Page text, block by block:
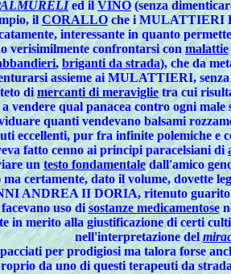
ed ilVINO (senza
il CORALLOche i MULATTIERI
interessante in quanto
verisimilmente confrontarsi conmalattie
,briganti da strada), che da
assieme ai MULATTIERI,
dimercanti di meraviglietra cui
vendere qual panacea contro ogni
quanti vendevano balsami
eccellenti, pur fra infinite polemiche e
fatto cenno ai principi paracelsiani di
untesto fondamentaledall'amico
certamente, dato il volume, dovette
ANDREA II DORIA, ritenuto guarito
uso disostanze medicamentose
in merito alla giustificazione di certi
nell'interpretazione del
per prodigiosi ma talora forse
da uno di questi terapeuti da